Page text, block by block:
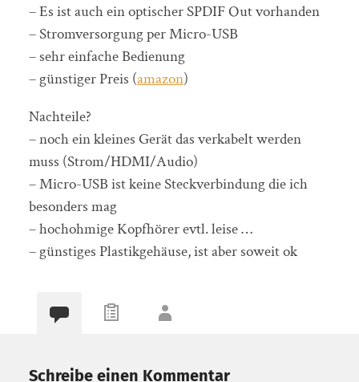
– Es ist auch ein optischer SPDIF Out vorhanden
– Stromversorgung per Micro-USB
– sehr einfache Bedienung
– günstiger Preis (amazon)
Nachteile?
– noch ein kleines Gerät das verkabelt werden
muss (Strom/HDMI/Audio)
– Micro-USB ist keine Steckverbindung die ich
besonders mag
– hochohmige Kopfhörer evtl. leise …
– günstiges Plastikgehäuse, ist aber soweit ok
Schreibe einen Kommentar